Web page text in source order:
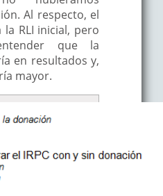
Al respecto, el
la RLI inicial, pero
que la
en resultados y,
mayor.